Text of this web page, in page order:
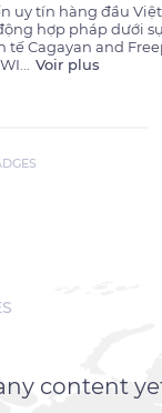
uy tín hàng đầu
hợp pháp dưới
tế Cagayan and
Voir plus
content